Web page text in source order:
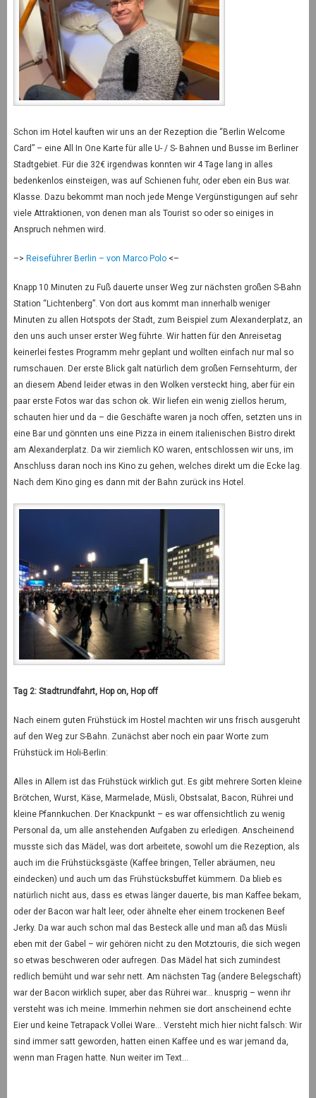
Schon im Hotel kauften wir uns an der Rezeption die “Berlin Welcome
Card” – eine All In One Karte für alle U- / S- Bahnen und Busse im Berliner
Stadtgebiet. Für die 32€ irgendwas konnten wir 4 Tage lang in alles
bedenkenlos einsteigen, was auf Schienen fuhr, oder eben ein Bus war.
Klasse. Dazu bekommt man noch jede Menge Vergünstigungen auf sehr
viele Attraktionen, von denen man als Tourist so oder so einiges in
Anspruch nehmen wird.
–> Reiseführer Berlin – von Marco Polo<–
Knapp 10 Minuten zu Fuß dauerte unser Weg zur nächsten großen S-Bahn
Station “Lichtenberg”. Von dort aus kommt man innerhalb weniger
Minuten zu allen Hotspots der Stadt, zum Beispiel zum Alexanderplatz, an
den uns auch unser erster Weg führte. Wir hatten für den Anreisetag
keinerlei festes Programm mehr geplant und wollten einfach nur mal so
rumschauen. Der erste Blick galt natürlich dem großen Fernsehturm, der
an diesem Abend leider etwas in den Wolken versteckt hing, aber für ein
paar erste Fotos war das schon ok. Wir liefen ein wenig ziellos herum,
schauten hier und da – die Geschäfte waren ja noch offen, setzten uns in
eine Bar und gönnten uns eine Pizza in einem italienischen Bistro direkt
am Alexanderplatz. Da wir ziemlich KO waren, entschlossen wir uns, im
Anschluss daran noch ins Kino zu gehen, welches direkt um die Ecke lag.
Nach dem Kino ging es dann mit der Bahn zurück ins Hotel.
Tag 2: Stadtrundfahrt, Hop on, Hop off
Nach einem guten Frühstück im Hostel machten wir uns frisch ausgeruht
auf den Weg zur S-Bahn. Zunächst aber noch ein paar Worte zum
Frühstück im Holi-Berlin:
Alles in Allem ist das Frühstück wirklich gut. Es gibt mehrere Sorten kleine
Brötchen, Wurst, Käse, Marmelade, Müsli, Obstsalat, Bacon, Rührei und
kleine Pfannkuchen. Der Knackpunkt – es war offensichtlich zu wenig
Personal da, um alle anstehenden Aufgaben zu erledigen. Anscheinend
musste sich das Mädel, was dort arbeitete, sowohl um die Rezeption, als
auch im die Frühstücksgäste (Kaffee bringen, Teller abräumen, neu
eindecken) und auch um das Frühstücksbuffet kümmern. Da blieb es
natürlich nicht aus, dass es etwas länger dauerte, bis man Kaffee bekam,
oder der Bacon war halt leer, oder ähnelte eher einem trockenen Beef
Jerky. Da war auch schon mal das Besteck alle und man aß das Müsli
eben mit der Gabel – wir gehören nicht zu den Motztouris, die sich wegen
so etwas beschweren oder aufregen. Das Mädel hat sich zumindest
redlich bemüht und war sehr nett. Am nächsten Tag (andere Belegschaft)
war der Bacon wirklich super, aber das Rührei war… knusprig – wenn ihr
versteht was ich meine. Immerhin nehmen sie dort anscheinend echte
Eier und keine Tetrapack Vollei Ware… Versteht mich hier nicht falsch: Wir
sind immer satt geworden, hatten einen Kaffee und es war jemand da,
wenn man Fragen hatte. Nun weiter im Text…